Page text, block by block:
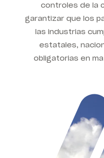
controles de la
garantizar que los
las industrias
estatales,
obligatorias en